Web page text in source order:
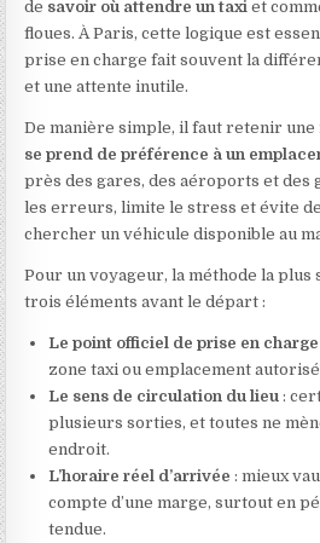
de savoir où attendre un taxi et
floues. À Paris, cette logique est
prise en charge fait souvent la
et une attente inutile.
De manière simple, il faut retenir
se prend de préférence à un
près des gares, des aéroports et des
les erreurs, limite le stress et évite
chercher un véhicule disponible au
Pour un voyageur, la méthode la
trois éléments avant le départ :
Le point officiel de prise en charge
zone taxi ou emplacement
Le sens de circulation du lieu :
plusieurs sorties, et toutes ne
endroit.
L’horaire réel d’arrivée : mieux
compte d’une marge, surtout en
tendue.